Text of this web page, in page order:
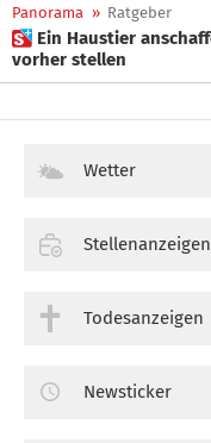
Panorama » Ratgeber
 Ein Haustier anschaffen? Diese Fragen sollten Sie sich
vorher stellen
Wetter
Stellenanzeigen
Todesanzeigen
Newsticker